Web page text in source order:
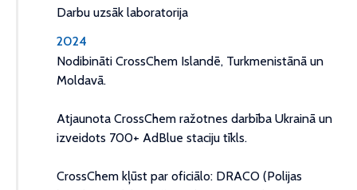
Darbu uzsāk laboratorija
2024
Nodibināti CrossChem Islandē, Turkmenistānā un
Moldavā.
Atjaunota CrossChem ražotnes darbība Ukrainā un
izveidots 700+ AdBlue staciju tīkls.
CrossChem kļūst par oficiālo: DRACO (Polijas